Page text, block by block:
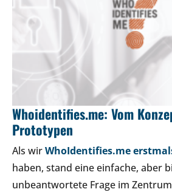
Whoidentifies.me: Vom
Prototypen
Als wirWhoIdentifies.me
haben, stand eine einfache, aber
unbeantwortete Frage im